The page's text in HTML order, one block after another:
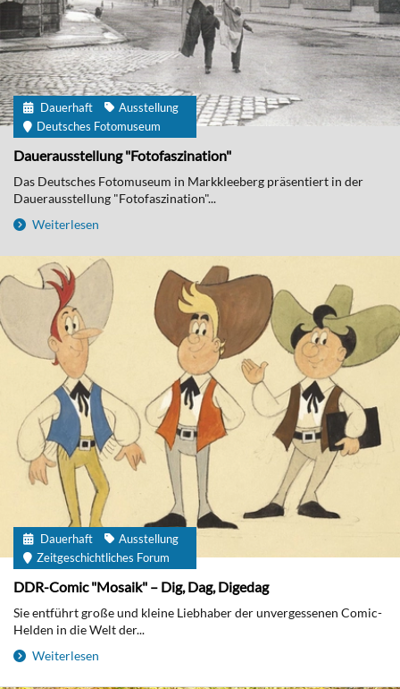
Dauerhaft
Ausstellung
Deutsches Fotomuseum
Dauerausstellung "Fotofaszination"
Das Deutsches Fotomuseum in Markkleeberg präsentiert in der
Dauerausstellung "Fotofaszination"...
Weiterlesen
Dauerhaft
Ausstellung
Zeitgeschichtliches Forum
DDR-Comic "Mosaik" – Dig, Dag, Digedag
Sie entführt große und kleine Liebhaber der unvergessenen Comic-
Helden in die Welt der...
Weiterlesen